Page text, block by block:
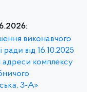
виконавчого
ради від 16.10.2025
комплексу
3-А»